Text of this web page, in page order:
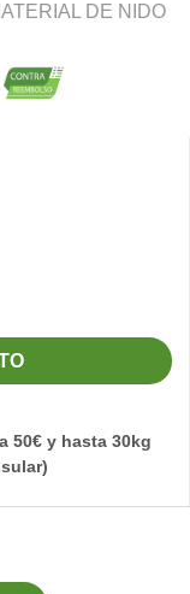
DE NIDO
50€ y hasta 30kg